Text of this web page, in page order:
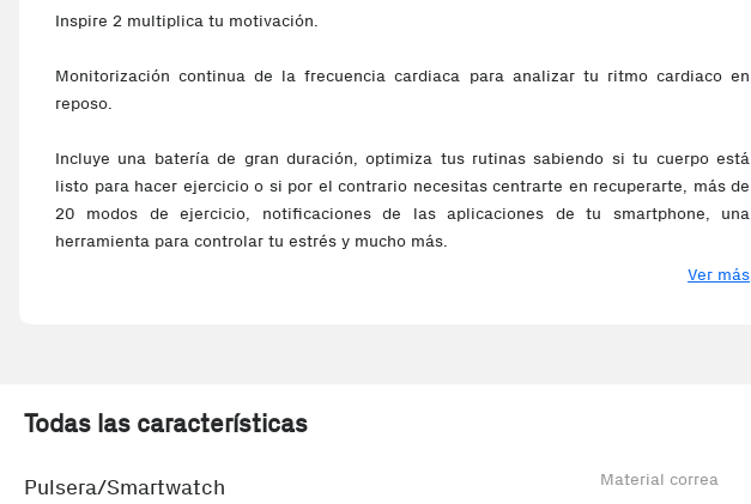
Inspire 2 multiplica tu motivación.
Monitorización continua de la frecuencia cardiaca para analizar tu ritmo cardiaco en
reposo.
Incluye una batería de gran duración, optimiza tus rutinas sabiendo si tu cuerpo está
listo para hacer ejercicio o si por el contrario necesitas centrarte en recuperarte, más de
20 modos de ejercicio, notificaciones de las aplicaciones de tu smartphone, una
herramienta para controlar tu estrés y mucho más.
Ver más
Todas las características
Pulsera/Smartwatch Material correa